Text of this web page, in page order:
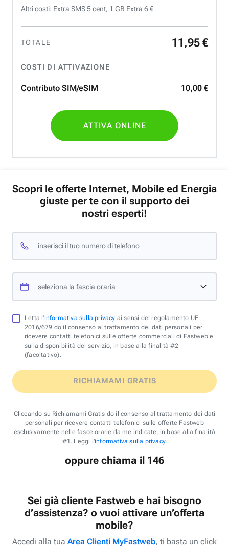
Altri costi: Extra SMS 5 cent, 1 GB Extra 6 €
TOTALE 11 ,95 €
COSTI DI ATTIVAZIONE
Contributo SIM/eSIM 10,00 €
ATTIVA ONLINE
Scopri le offerte Internet, Mobile ed Energia
giuste per te con il supporto dei
nostri esperti!
inserisci il tuo numero di telefono
seleziona la fascia oraria
Letta l'informativa sulla privacy ai sensi del regolamento UE
2016/679 do il consenso al trattamento dei dati personali per
ricevere contatti telefonici sulle offerte commerciali di Fastweb e
sulla disponibilità del servizio, in base alla finalità #2
(facoltativo).
RICHIAMAMI GRATIS
Cliccando su Richiamami Gratis do il consenso al trattamento dei dati
personali per ricevere contatti telefonici sulle offerte Fastweb
esclusivamente nelle fasce orarie da me indicate, in base alla finalità
#1. Leggi l'informativa sulla privacy.
oppure chiama il 146
Sei già cliente Fastweb e hai bisogno
d’assistenza? o vuoi attivare un’offerta
mobile?
Accedi alla tua Area Clienti MyFastweb, ti basta un click